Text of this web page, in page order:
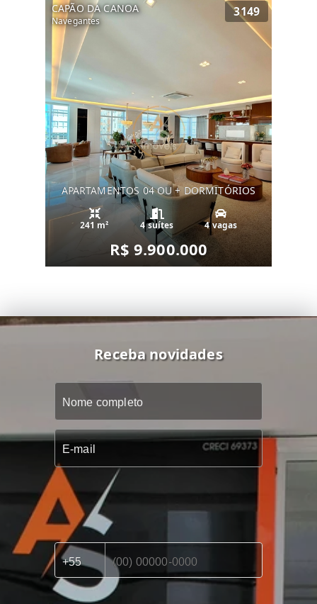
CAPÃO DA CANOA
Navegantes
3149
APARTAMENTOS 04 OU + DORMITÓRIOS
241 m² 4 suítes 4 vagas
R$ 9.900.000
Receba novidades